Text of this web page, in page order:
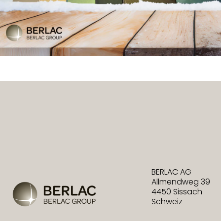
BERLAC AG
Allmendweg 39
4450 Sissach
Schweiz